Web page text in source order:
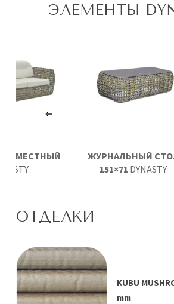
ЭЛЕМЕНТЫ
ЖУРНАЛЬНЫЙ
151×71 DYNASTY
ОТДЕЛКИ
KUBU
mm